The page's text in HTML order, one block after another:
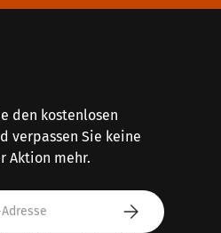
den kostenlosen
verpassen Sie keine
Aktion mehr.
Abonnieren